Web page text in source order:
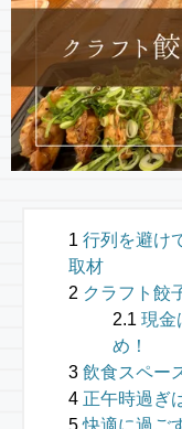
行列を避け
取材
クラフト餃
現金
め！
飲食スペー
正午時過ぎ